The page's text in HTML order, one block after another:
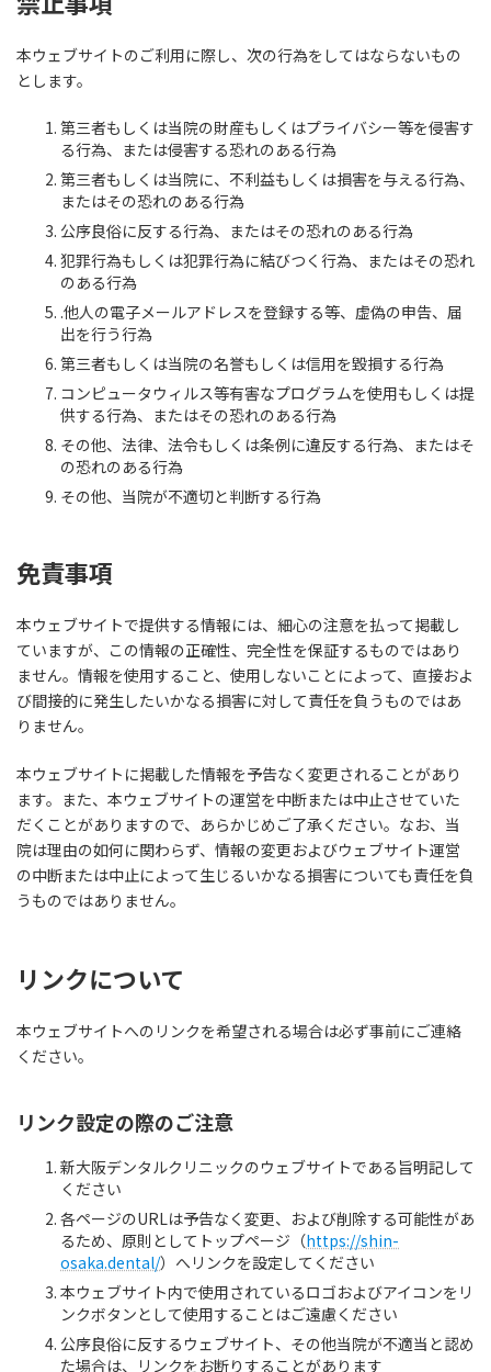
本ウェブサイトのご利用に際し、次の行為をしてはならないもの
とします。
第三者もしくは当院の財産もしくはプライバシー等を侵害す
る行為、または侵害する恐れのある行為
第三者もしくは当院に、不利益もしくは損害を与える行為、
またはその恐れのある行為
公序良俗に反する行為、またはその恐れのある行為
犯罪行為もしくは犯罪行為に結びつく行為、またはその恐れ
のある行為
.他人の電子メールアドレスを登録する等、虚偽の申告、届
出を行う行為
第三者もしくは当院の名誉もしくは信用を毀損する行為
コンピュータウィルス等有害なプログラムを使用もしくは提
供する行為、またはその恐れのある行為
その他、法律、法令もしくは条例に違反する行為、またはそ
の恐れのある行為
その他、当院が不適切と判断する行為
免責事項
本ウェブサイトで提供する情報には、細心の注意を払って掲載し
ていますが、この情報の正確性、完全性を保証するものではあり
ません。情報を使用すること、使用しないことによって、直接およ
び間接的に発生したいかなる損害に対して責任を負うものではあ
りません。
本ウェブサイトに掲載した情報を予告なく変更されることがあり
ます。また、本ウェブサイトの運営を中断または中止させていた
だくことがありますので、あらかじめご了承ください。なお、当
院は理由の如何に関わらず、情報の変更およびウェブサイト運営
の中断または中止によって生じるいかなる損害についても責任を負
うものではありません。
リンクについて
本ウェブサイトへのリンクを希望される場合は必ず事前にご連絡
ください。
リンク設定の際のご注意
新大阪デンタルクリニックのウェブサイトである旨明記して
ください
各ページのURLは予告なく変更、および削除する可能性があ
るため、原則としてトップページ（https://shin-
osaka.dental/）へリンクを設定してください
本ウェブサイト内で使用されているロゴおよびアイコンをリ
ンクボタンとして使用することはご遠慮ください
公序良俗に反するウェブサイト、その他当院が不適当と認め
た場合は、リンクをお断りすることがあります